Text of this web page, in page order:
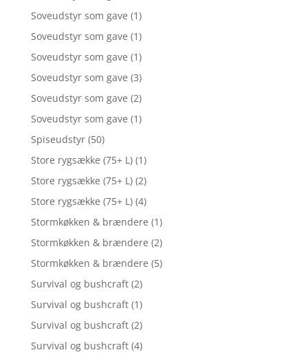
Soveudstyr som gave (1)
Soveudstyr som gave (1)
Soveudstyr som gave (1)
Soveudstyr som gave (3)
Soveudstyr som gave (2)
Soveudstyr som gave (1)
Spiseudstyr (50)
Store rygsække (75+ L) (1)
Store rygsække (75+ L) (2)
Store rygsække (75+ L) (4)
Stormkøkken & brændere (1)
Stormkøkken & brændere (2)
Stormkøkken & brændere (5)
Survival og bushcraft (2)
Survival og bushcraft (1)
Survival og bushcraft (2)
Survival og bushcraft (4)